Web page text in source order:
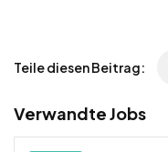
Teile diesen Beitrag:
Verwandte Jobs